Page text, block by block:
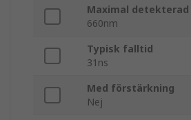
Maximal detekterad
660nm
Typisk falltid
31ns
Med förstärkning
Nej